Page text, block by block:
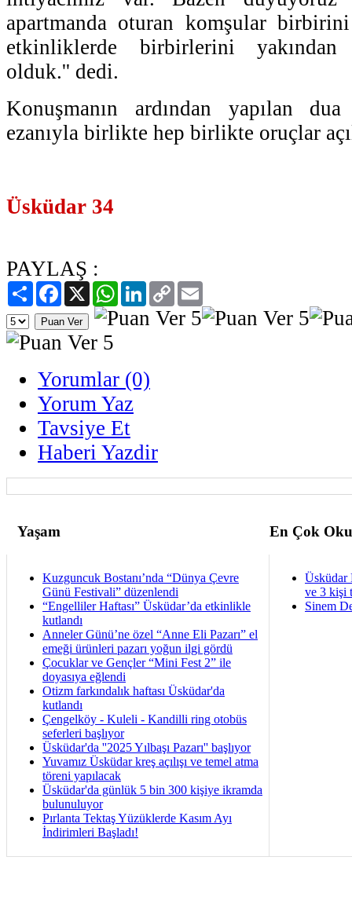
apartmanda oturan komşular
etkinliklerde birbirlerini yakından
olduk.'' dedi.​
Konuşmanın ardından yapılan
ezanıyla birlikte hep birlikte oruçlar
Üsküdar 34
PAYLAŞ :
PaylaşFacebook
X WhatsAppLinkedIn
Copy
Link
Yorumlar (0)
Yorum Yaz
Tavsiye Et
Haberi Yazdir
Yaşam En Çok
Kuzguncuk Bostanı’nda “Dünya Çevre
Günü Festivali” düzenlendi
“Engelliler Haftası” Üsküdar’da etkinlikle
kutlandı
Anneler Günü’ne özel “Anne Eli Pazarı” el
emeği ürünleri pazarı yoğun ilgi gördü
Çocuklar ve Gençler “Mini Fest 2” ile
doyasıya eğlendi
Otizm farkındalık haftası Üsküdar'da
kutlandı
Çengelköy - Kuleli - Kandilli ring otobüs
seferleri başlıyor
Üsküdar'da ''2025 Yılbaşı Pazarı'' başlıyor
Yuvamız Üsküdar kreş açılışı ve temel atma
töreni yapılacak
Üsküdar'da günlük 5 bin 300 kişiye ikramda
bulunuluyor
Pırlanta Tektaş Yüzüklerde Kasım Ayı
İndirimleri Başladı!
Üsküdar
ve 3 kişi
Sinem